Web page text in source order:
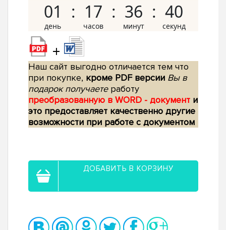
01 17 36 39
+
Наш сайт выгодно отличается тем что
при покупке, кроме PDF версии Вы в
подарок получаетеработу
преобразованную в WORD - документ и
это предоставляет качественно другие
возможности при работе с документом
ДОБАВИТЬ В КОРЗИНУ